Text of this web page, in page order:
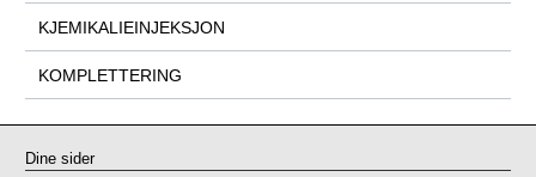
KJEMIKALIEINJEKSJON
KOMPLETTERING
Dine sider